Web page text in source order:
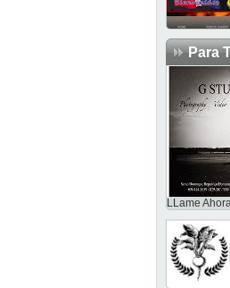
Para
LLame